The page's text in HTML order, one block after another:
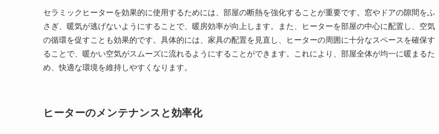
セラミックヒーターを効果的に使用するためには、部屋の断熱を強化することが重要です。窓やドアの隙間をふ
さぎ、暖気が逃げないようにすることで、暖房効率が向上します。また、ヒーターを部屋の中心に配置し、空気
の循環を促すことも効果的です。具体的には、家具の配置を見直し、ヒーターの周囲に十分なスペースを確保す
ることで、暖かい空気がスムーズに流れるようにすることができます。これにより、部屋全体が均一に暖まるた
め、快適な環境を維持しやすくなります。
ヒーターのメンテナンスと効率化